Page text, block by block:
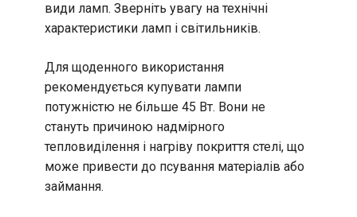
види ламп. Зверніть увагу на технічні
характеристики ламп і світильників.
Для щоденного використання
рекомендується купувати лампи
потужністю не більше 45 Вт. Вони не
стануть причиною надмірного
тепловиділення і нагріву покриття стелі, що
може привести до псування матеріалів або
займання.